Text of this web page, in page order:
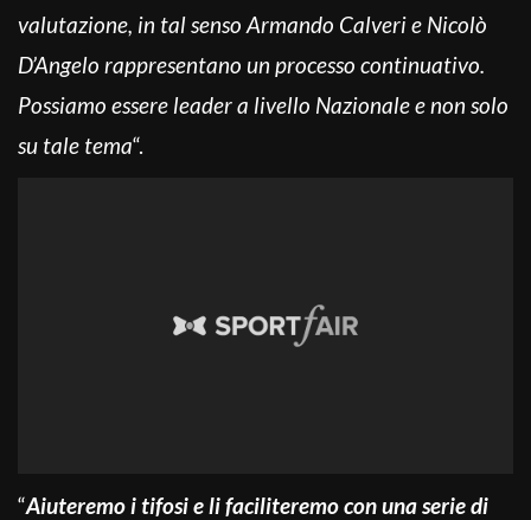
valutazione, in tal senso Armando Calveri e Nicolò
D’Angelo rappresentano un processo continuativo.
Possiamo essere leader a livello Nazionale e non solo
su tale tema“.
“Aiuteremo i tifosi e li faciliteremo con una serie di